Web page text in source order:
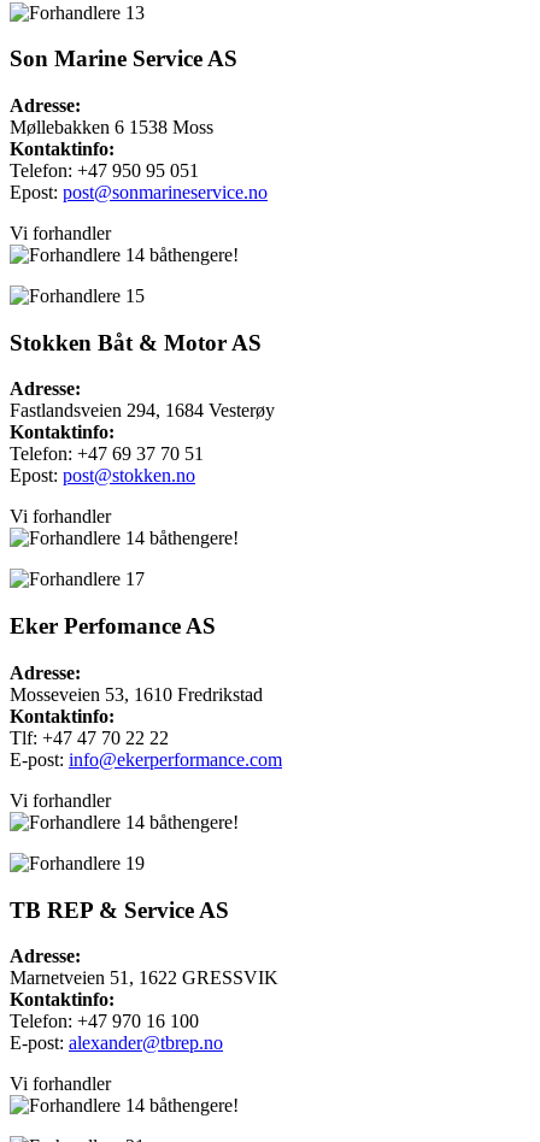
Son Marine Service AS
Adresse:
Møllebakken 6 1538 Moss
Kontaktinfo:
Telefon: +47 950 95 051
Epost: post@sonmarineservice.no
Vi forhandler
båthengere!
Stokken Båt & Motor AS
Adresse:
Fastlandsveien 294, 1684 Vesterøy
Kontaktinfo:
Telefon: +47 69 37 70 51
Epost: post@stokken.no
Vi forhandler
båthengere!
Eker Perfomance AS
Adresse:
Mosseveien 53, 1610 Fredrikstad
Kontaktinfo:
Tlf: +47 47 70 22 22
E-post: info@ekerperformance.com
Vi forhandler
båthengere!
TB REP & Service AS
Adresse:
Marnetveien 51, 1622 GRESSVIK
Kontaktinfo:
Telefon: +47 970 16 100
E-post: alexander@tbrep.no
Vi forhandler
båthengere!